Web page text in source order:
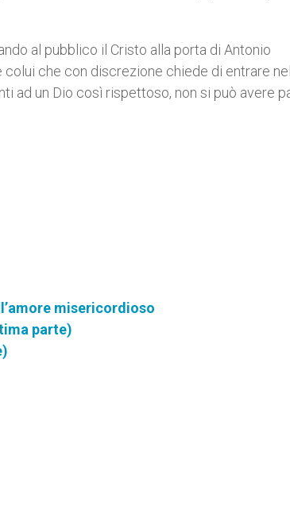
al pubblico il Cristo alla porta di Antonio
che con discrezione chiede di entrare
ad un Dio così rispettoso, non si può avere
misericordioso
parte)